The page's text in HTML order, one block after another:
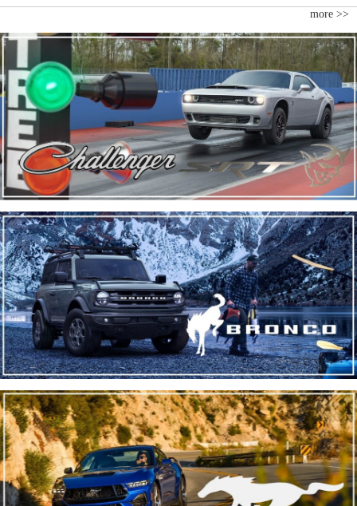
more >>